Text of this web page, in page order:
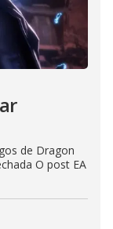
de Dragon
O post EA